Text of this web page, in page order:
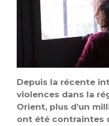
Depuis la récente
violences dans la
Orient, plus d’un
ont été contraintes